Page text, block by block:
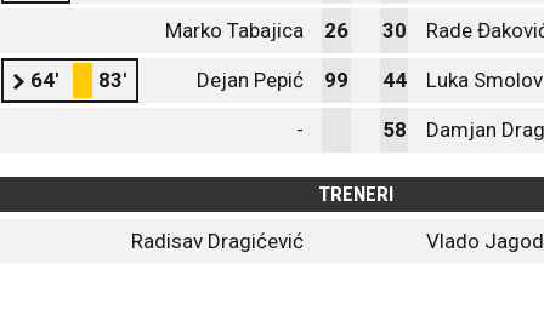
Marko Tabajica 26 30 Rade
64' 83' Dejan Pepić 99 44 Luka
- 58 Damjan
TRENERI
Radisav Dragićević
Vlado